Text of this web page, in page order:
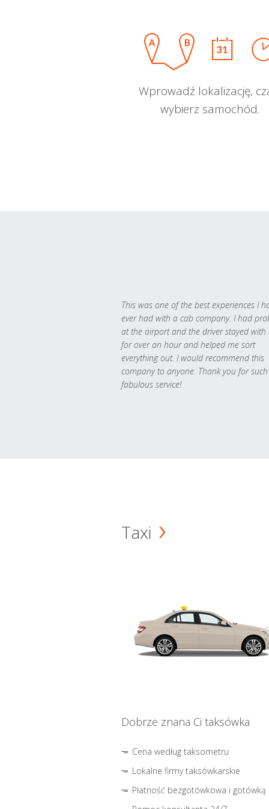
Wprowadź lokalizację,
wybierz samochód.
This was one of the best experiences I
ever had with a cab company. I had
at the airport and the driver stayed with
for over an hour and helped me sort
everything out. I would recommend this
company to anyone. Thank you for such
fabulous service!
Taxi
Dobrze znana Ci taksówka
Cena według taksometru
Lokalne firmy taksówkarskie
Płatność bezgotówkowa i gotówką